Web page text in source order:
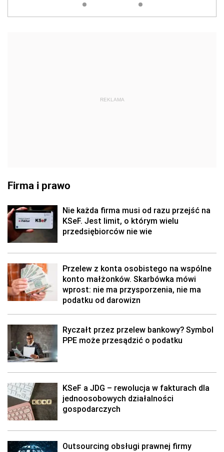
REKLAMA
Firma i prawo
Nie każda firma musi od razu przejść na
KSeF. Jest limit, o którym wielu
przedsiębiorców nie wie
Przelew z konta osobistego na wspólne
konto małżonków. Skarbówka mówi
wprost: nie ma przysporzenia, nie ma
podatku od darowizn
Ryczałt przez przelew bankowy? Symbol
PPE może przesądzić o podatku
KSeF a JDG – rewolucja w fakturach dla
jednoosobowych działalności
gospodarczych
Outsourcing obsługi prawnej firmy